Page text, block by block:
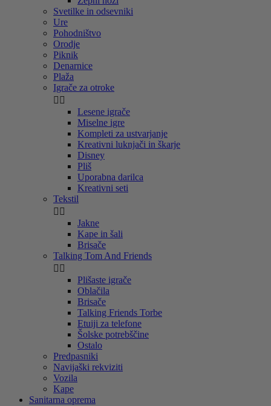
Svetilke in odsevniki
Ure
Pohodništvo
Orodje
Piknik
Denarnice
Plaža
Igrače za otroke
 
Lesene igrače
Miselne igre
Kompleti za ustvarjanje
Kreativni luknjači in škarje
Disney
Pliš
Uporabna darilca
Kreativni seti
Tekstil
 
Jakne
Kape in šali
Brisače
Talking Tom And Friends
 
Plišaste igrače
Oblačila
Brisače
Talking Friends Torbe
Etuiji za telefone
Šolske potrebščine
Ostalo
Predpasniki
Navijaški rekviziti
Vozila
Kape
Sanitarna oprema